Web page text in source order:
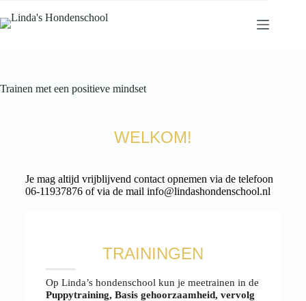
Trainen met een positieve mindset
WELKOM!
Je mag altijd vrijblijvend contact opnemen via de telefoon
06-11937876 of via de mail info@lindashondenschool.nl
TRAININGEN
Op Linda’s hondenschool kun je meetrainen in de
Puppytraining, Basis gehoorzaamheid, vervolg